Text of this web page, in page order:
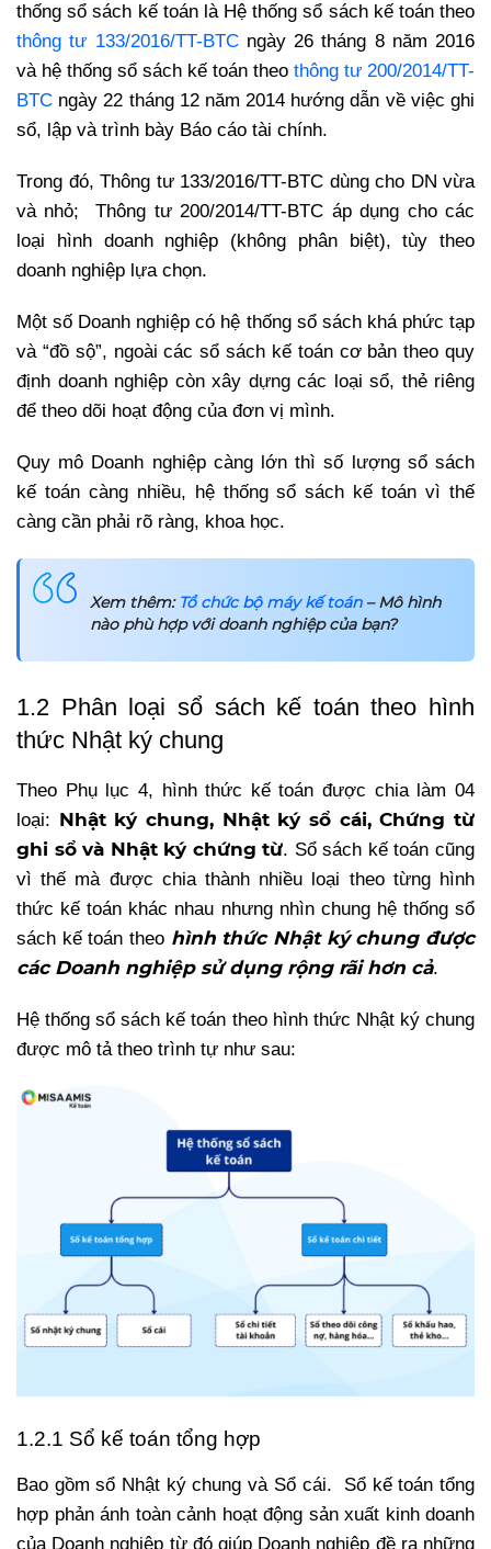
thống sổ sách kế toán là Hệ thống sổ sách kế toán theo
thông tư 133/2016/TT-BTCngày 26 tháng 8 năm 2016
và hệ thống sổ sách kế toán theo thông tư 200/2014/TT-
BTC ngày 22 tháng 12 năm 2014 hướng dẫn về việc ghi
sổ, lập và trình bày Báo cáo tài chính.
Trong đó, Thông tư 133/2016/TT-BTC dùng cho DN vừa
và nhỏ;Thông tư 200/2014/TT-BTC áp dụng cho các
loại hình doanh nghiệp (không phân biệt), tùy theo
doanh nghiệp lựa chọn.
Một số Doanh nghiệp có hệ thống sổ sách khá phức tạp
và “đồ sộ”, ngoài các sổ sách kế toán cơ bản theo quy
định doanh nghiệp còn xây dựng các loại sổ, thẻ riêng
để theo dõi hoạt động của đơn vị mình.
Quy mô Doanh nghiệp càng lớn thì số lượng sổ sách
kế toán càng nhiều, hệ thống sổ sách kế toán vì thế
càng cần phải rõ ràng, khoa học.
Xem thêm: Tổ chức bộ máy kế toán– Mô hình
nào phù hợp với doanh nghiệp của bạn?
1.2 Phân loại sổ sách kế toán theo hình
thức Nhật ký chung
Theo Phụ lục 4, hình thức kế toán được chia làm 04
loại: Nhật ký chung, Nhật ký sổ cái, Chứng từ
ghi sổ và Nhật ký chứng từ. Sổ sách kế toán cũng
vì thế mà được chia thành nhiều loại theo từng hình
thức kế toán khác nhau nhưng nhìn chung hệ thống sổ
sách kế toán theo hình thức Nhật ký chung được
các Doanh nghiệp sử dụng rộng rãi hơn cả.
Hệ thống sổ sách kế toán theo hình thức Nhật ký chung
được mô tả theo trình tự như sau:
1.2.1 Sổ kế toán tổng hợp
Bao gồm sổ Nhật ký chung và Sổ cái. Sổ kế toán tổng
hợp phản ánh toàn cảnh hoạt động sản xuất kinh doanh
của Doanh nghiệp từ đó giúp Doanh nghiệp đề ra những